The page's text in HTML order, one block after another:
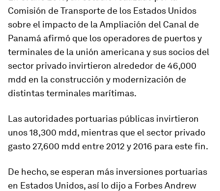
Comisión de Transporte de los Estados Unidos
sobre el impacto de la Ampliación del Canal de
Panamá afirmó que los operadores de puertos y
terminales de la unión americana y sus socios del
sector privado invirtieron alrededor de 46,000
mdd en la construcción y modernización de
distintas terminales marítimas.
Las autoridades portuarias públicas invirtieron
unos 18,300 mdd, mientras que el sector privado
gasto 27,600 mdd entre 2012 y 2016 para este fin.
De hecho, se esperan más inversiones portuarias
en Estados Unidos, así lo dijo a Forbes Andrew